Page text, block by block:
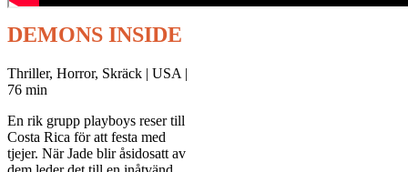
DEMONS INSIDE
Thriller, Horror, Skräck | USA |
76 min
En rik grupp playboys reser till
Costa Rica för att festa med
tjejer. När Jade blir åsidosatt av